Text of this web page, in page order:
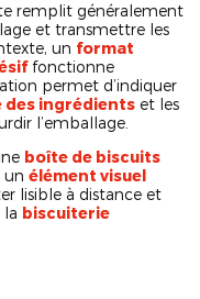
remplit généralement
et transmettre les
un format
fonctionne
permet d’indiquer
des ingrédients et les
l’emballage.
boîte de biscuits
un élément visuel
lisible à distance et
la biscuiterie